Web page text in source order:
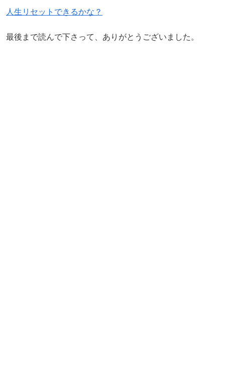
人生リセットできるかな？
最後まで読んで下さって、ありがとうございました。